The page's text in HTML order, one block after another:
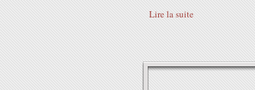
Lire la suite